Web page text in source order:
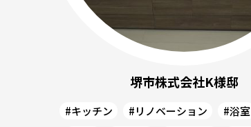
堺市株式会社K様邸
#キッチン #リノベーション #浴室